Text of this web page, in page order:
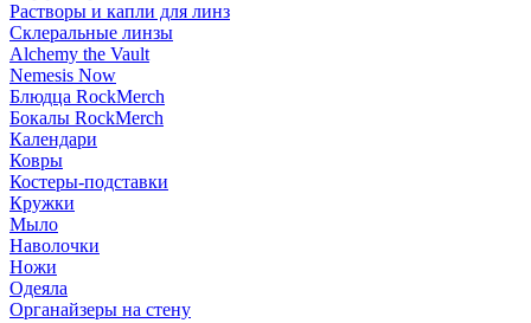
Растворы и капли для линз
Склеральные линзы
Alchemy the Vault
Nemesis Now
Блюдца RockMerch
Бокалы RockMerch
Календари
Ковры
Костеры-подставки
Кружки
Мыло
Наволочки
Ножи
Одеяла
Органайзеры на стену